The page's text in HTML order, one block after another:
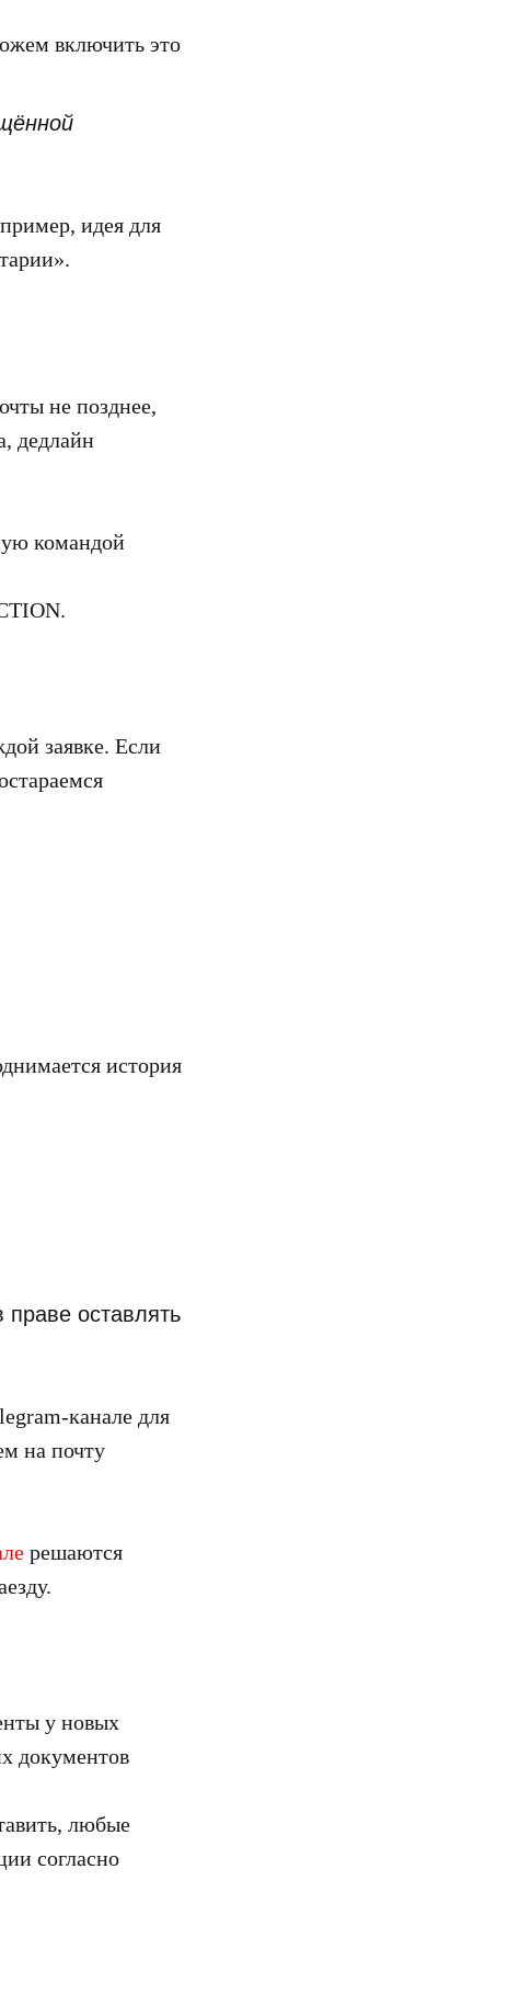
включить это
идея для
не позднее,
дедлайн
командой
заявке. Если
история
оставлять
канале для
на почту
решаются
у новых
документов
любые
согласно